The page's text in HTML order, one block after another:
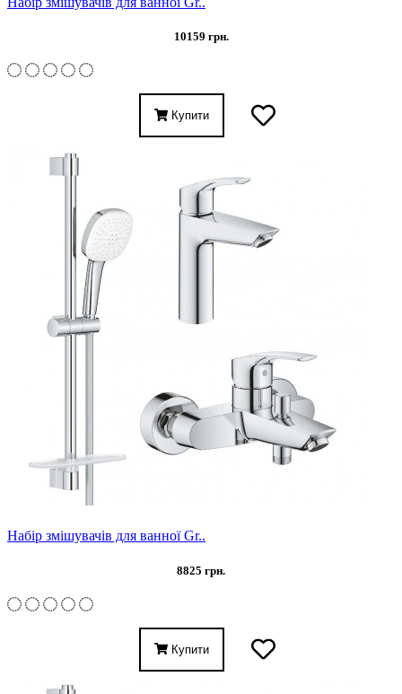
10159 грн.
Купити
Набір змішувачів для ванної Gr..
8825 грн.
Купити